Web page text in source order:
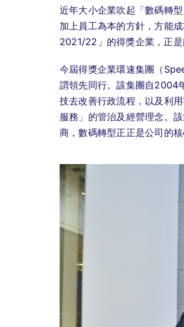
近年大小企業吹起「數碼轉
加上員工為本的方針，方能
2021/22」的得獎企業，正是
今屆得獎企業環速集團（
謂領先同行。該集團自2004
技去改善行政流程，以及利
服務」的管治及經營理念。
商，數碼轉型正正是公司的